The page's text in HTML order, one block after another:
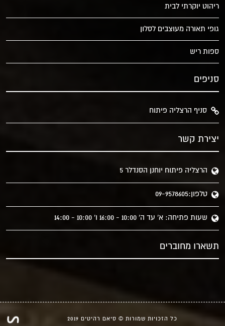
ריהוט יוקרתי לבית
גופי תאורה מעוצבים לסלון
ספות ריש
סניפים
סניף הרצליה פיתוח
יצירת קשר
הרצליה פיתוח יוחנן הסנדלר 5
טלפון:09-9578605
שעות פתיחה: א' עד ה' 10:00 - 16:00 ו' 10:00 - 14:00
תשארו מחוברים
כל הזכויות שמורות © סיאם רהיטים 2019